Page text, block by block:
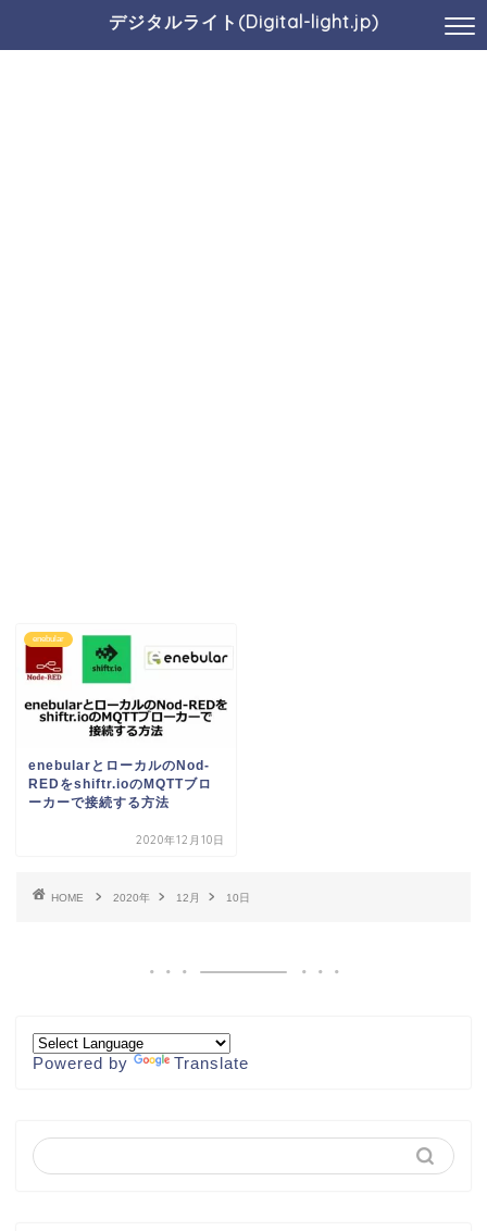
デジタルライト(Digital-light.jp)
enebular
enebularとローカルのNod-
REDをshiftr.ioのMQTTブロ
ーカーで接続する方法
2020年12月10日
HOME 2020年 12月 10日
Powered by Translate